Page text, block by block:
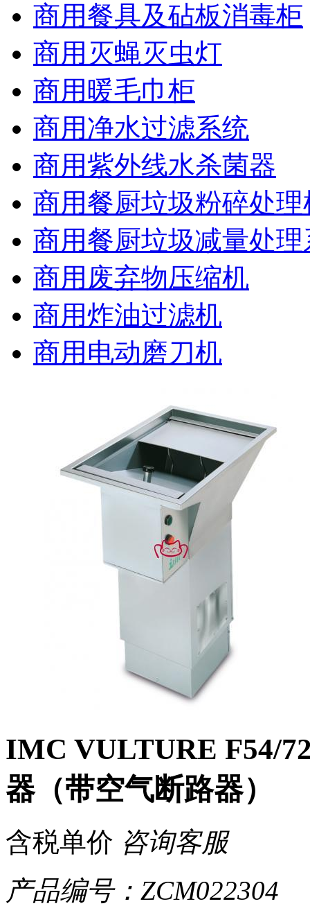
商用餐具及砧板消毒柜
商用灭蝇灭虫灯
商用暖毛巾柜
商用净水过滤系统
商用紫外线水杀菌器
商用餐厨垃圾粉碎处理
商用餐厨垃圾减量处理
商用废弃物压缩机
商用炸油过滤机
商用电动磨刀机
IMC VULTURE F54/
器（带空气断路器）
含税单价 咨询客服
产品编号：ZCM022304